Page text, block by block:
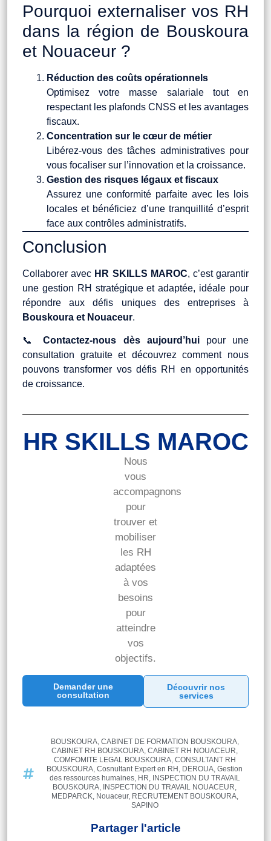
Pourquoi externaliser vos RH
dans la région de Bouskoura
et Nouaceur ?
Réduction des coûts opérationnels
Optimisez votre masse salariale tout en
respectant les plafonds CNSS et les avantages
fiscaux.
Concentration sur le cœur de métier
Libérez-vous des tâches administratives pour
vous focaliser sur l’innovation et la croissance.
Gestion des risques légaux et fiscaux
Assurez une conformité parfaite avec les lois
locales et bénéficiez d’une tranquillité d’esprit
face aux contrôles administratifs.
Conclusion
Collaborer avec HR SKILLS MAROC, c’est garantir
une gestion RH stratégique et adaptée, idéale pour
répondre aux défis uniques des entreprises à
Bouskoura et Nouaceur.
📞Contactez-nous dès aujourd’huipour une
consultation gratuite et découvrez comment nous
pouvons transformer vos défis RH en opportunités
de croissance.
HR SKILLS MAROC
Nous
vous
accompagnons
pour
trouver et
mobiliser
les RH
adaptées
à vos
besoins
pour
atteindre
vos
objectifs.
Demander une
consultation
Découvrir nos
services
BOUSKOURA, CABINET DE FORMATION BOUSKOURA,
CABINET RH BOUSKOURA CABINET RH NOUACEUR
COMFOMITE LEGAL BOUSKOURA, CONSULTANT RH
BOUSKOURA Cosnultant Expert en RH DEROUA Gestion
des ressources humaines, HR INSPECTION DU TRAVAIL
BOUSKOURA INSPECTION DU TRAVAIL NOUACEUR
MEDPARCK Nouaceur, RECRUTEMENT BOUSKOURA,
SAPINO
Partager l'article